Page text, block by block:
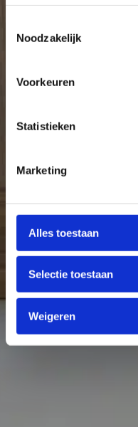
Noodzakelijk
Voorkeuren
Statistieken
Marketing
Alles toestaan
Selectie toestaan
Weigeren